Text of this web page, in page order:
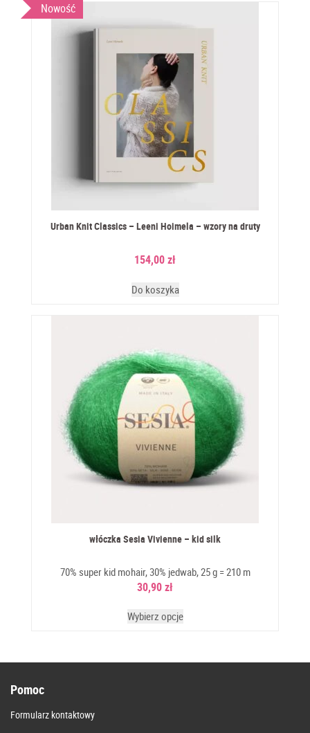
Nowość
Urban Knit Classics – Leeni Hoimela – wzory na druty
154,00zł
Do koszyka
włóczka Sesia Vivienne – kid silk
70% super kid mohair, 30% jedwab, 25 g = 210 m
30,90zł
Wybierz opcje
Pomoc
Formularz kontaktowy